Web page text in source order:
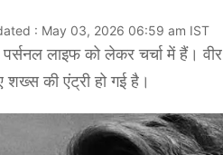
: May 03, 2026 06:59 am IST
लाइफ को लेकर चर्चा में हैं।
शख्स की एंट्री हो गई है।